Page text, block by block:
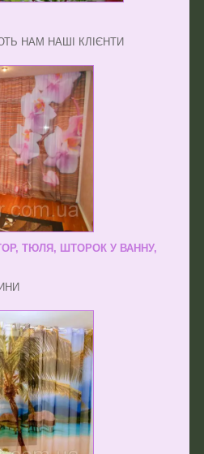
НАМ НАШІ КЛІЄНТИ
ТЮЛЯ, ШТОРОК У ВАННУ,